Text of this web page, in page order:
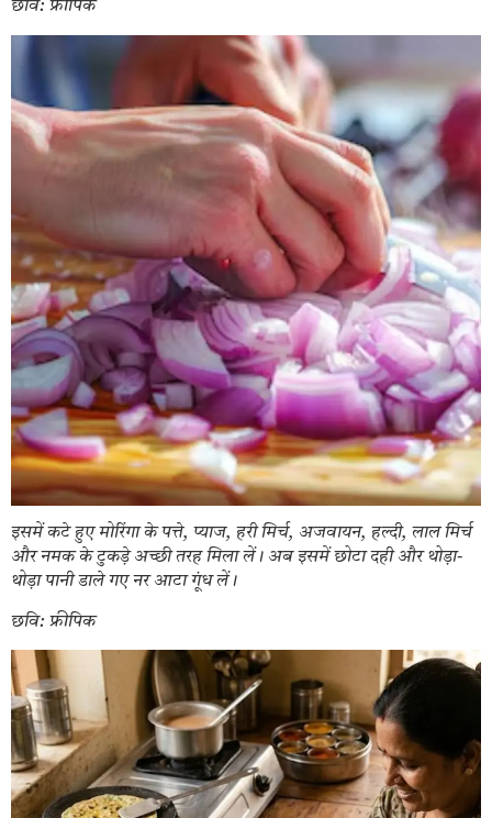
छवि: फ्रीपिक
इसमें कटे हुए मोरिंगा के पत्ते, प्याज, हरी मिर्च, अजवायन, हल्दी, लाल मिर्च
और नमक के टुकड़े अच्छी तरह मिला लें। अब इसमें छोटा दही और थोड़ा-
थोड़ा पानी डाले गए नर आटा गूंध लें।
छवि: फ्रीपिक